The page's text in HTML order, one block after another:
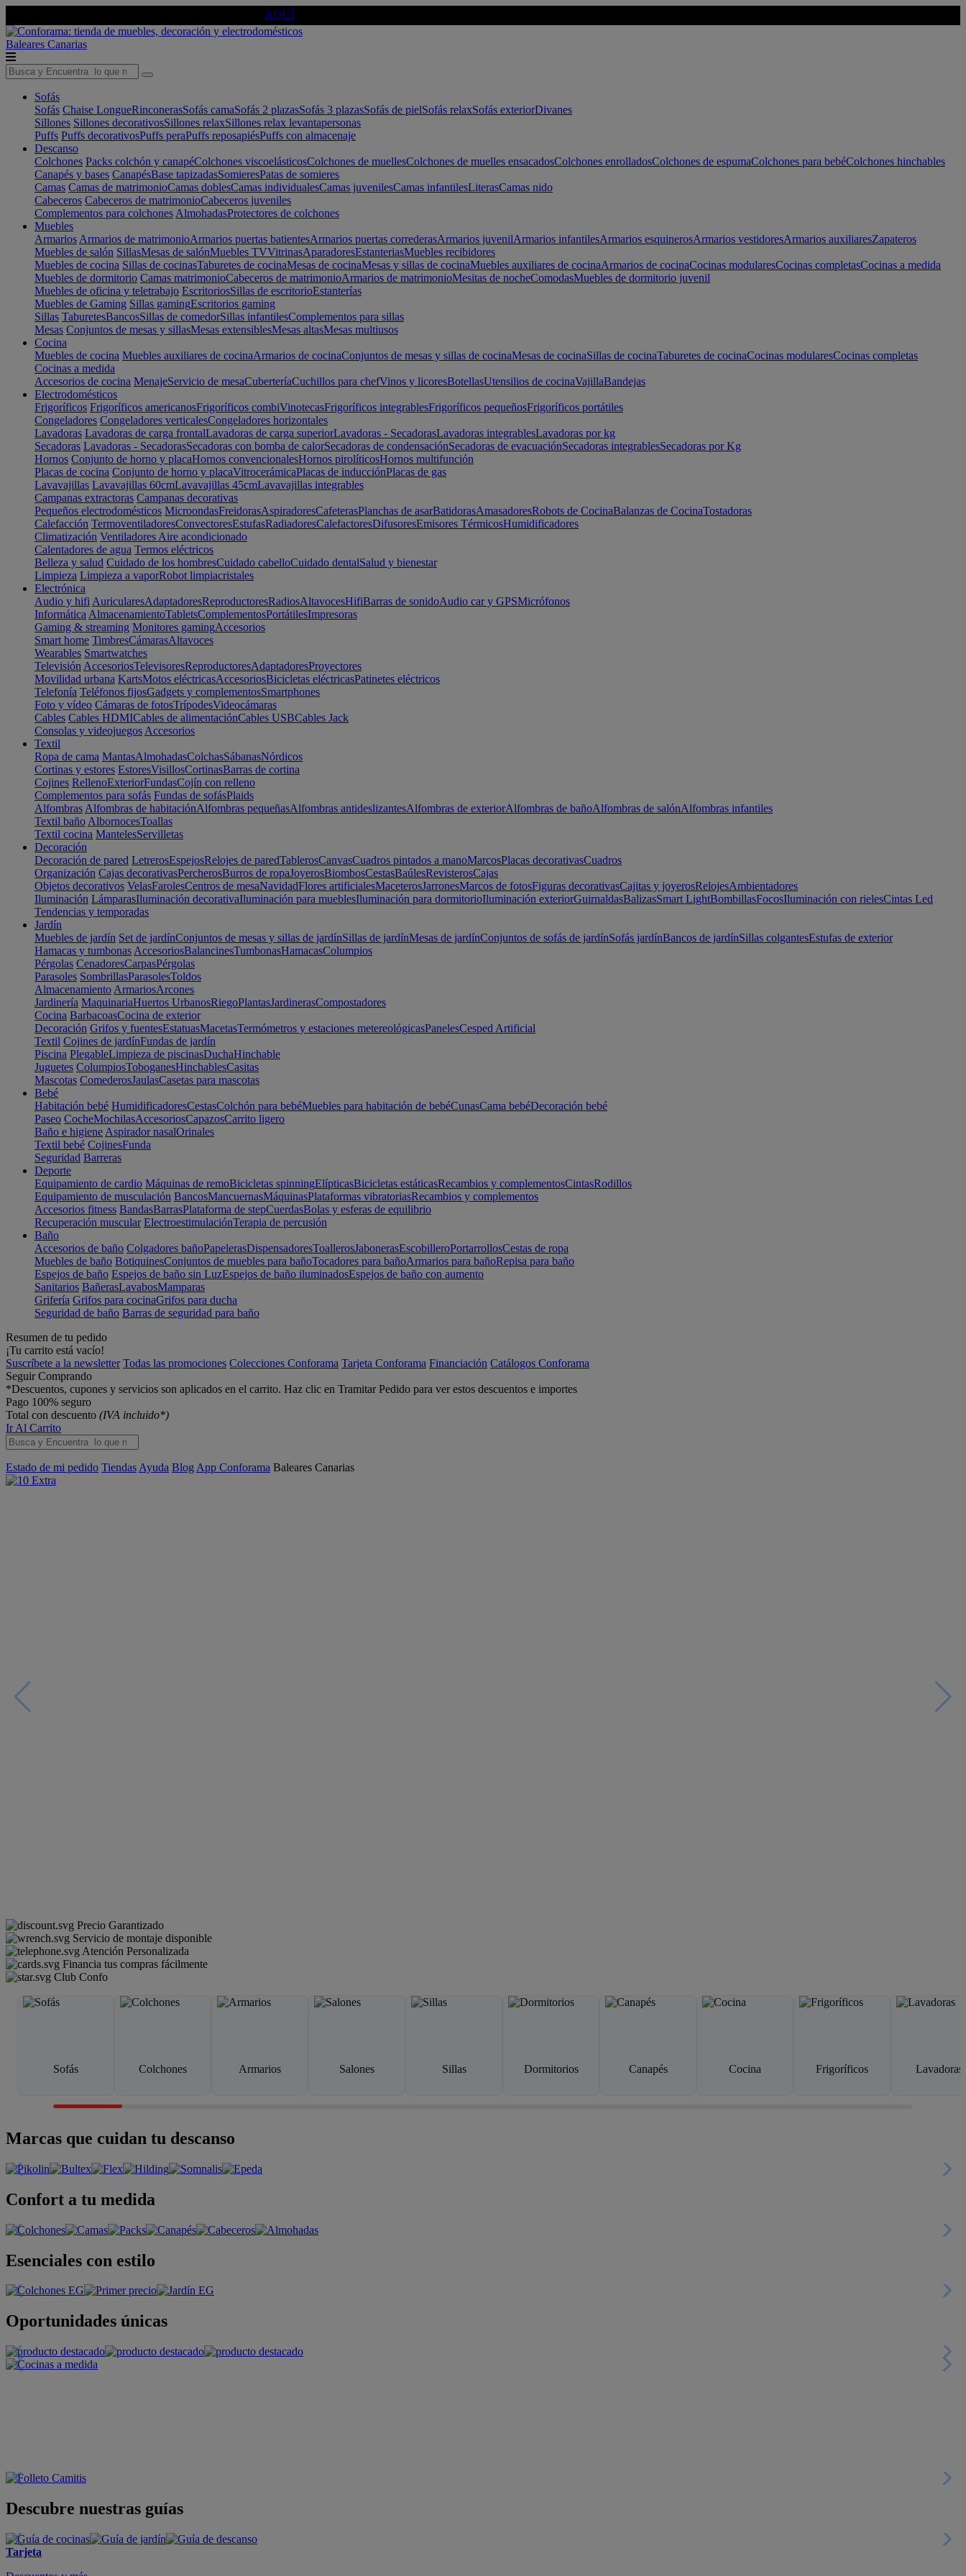
AQUÍ
Baleares Canarias
Sofás
Sofás Chaise LongueRinconerasSofás camaSofás 2 plazasSofás 3 plazasSofás de pielSofás relaxSofás exteriorDivanes
Sillones Sillones decorativosSillones relaxSillones relax levantapersonas
Puffs Puffs decorativosPuffs peraPuffs reposapiésPuffs con almacenaje
Descanso
Colchones Packs colchón y canapéColchones viscoelásticosColchones de muellesColchones de muelles ensacadosColchones enrolladosColchones de espumaColchones para bebéColchones hinchables
Canapés y bases CanapésBase tapizadasSomieresPatas de somieres
Camas Camas de matrimonioCamas doblesCamas individualesCamas juvenilesCamas infantilesLiterasCamas nido
Cabeceros Cabeceros de matrimonioCabeceros juveniles
Complementos para colchones AlmohadasProtectores de colchones
Muebles
Armarios Armarios de matrimonioArmarios puertas batientesArmarios puertas correderasArmarios juvenilArmarios infantilesArmarios esquinerosArmarios vestidoresArmarios auxiliaresZapateros
Muebles de salón SillasMesas de salónMuebles TVVitrinasAparadoresEstanteriasMuebles recibidores
Muebles de cocina Sillas de cocinasTaburetes de cocinaMesas de cocinaMesas y sillas de cocinaMuebles auxiliares de cocinaArmarios de cocinaCocinas modularesCocinas completasCocinas a medida
Muebles de dormitorio Camas matrimonioCabeceros de matrimonioArmarios de matrimonioMesitas de nocheComodasMuebles de dormitorio juvenil
Muebles de oficina y teletrabajo EscritoriosSillas de escritorioEstanterías
Muebles de Gaming Sillas gamingEscritorios gaming
Sillas TaburetesBancosSillas de comedorSillas infantilesComplementos para sillas
Mesas Conjuntos de mesas y sillasMesas extensiblesMesas altasMesas multiusos
Cocina
Muebles de cocina Muebles auxiliares de cocinaArmarios de cocinaConjuntos de mesas y sillas de cocinaMesas de cocinaSillas de cocinaTaburetes de cocinaCocinas modularesCocinas completas
Cocinas a medida
Accesorios de cocina MenajeServicio de mesaCuberteríaCuchillos para chefVinos y licoresBotellasUtensilios de cocinaVajillaBandejas
Electrodomésticos
Frigoríficos Frigoríficos americanosFrigoríficos combiVinotecasFrigoríficos integrablesFrigoríficos pequeñosFrigoríficos portátiles
Congeladores Congeladores verticalesCongeladores horizontales
Lavadoras Lavadoras de carga frontalLavadoras de carga superiorLavadoras - SecadorasLavadoras integrablesLavadoras por kg
Secadoras Lavadoras - SecadorasSecadoras con bomba de calorSecadoras de condensaciónSecadoras de evacuaciónSecadoras integrablesSecadoras por Kg
Hornos Conjunto de horno y placaHornos convencionalesHornos pirolíticosHornos multifunción
Placas de cocina Conjunto de horno y placaVitrocerámicaPlacas de inducciónPlacas de gas
Lavavajillas Lavavajillas 60cmLavavajillas 45cmLavavajillas integrables
Campanas extractoras Campanas decorativas
Pequeños electrodomésticos MicroondasFreidorasAspiradoresCafeterasPlanchas de asarBatidorasAmasadoresRobots de CocinaBalanzas de CocinaTostadoras
Calefacción TermoventiladoresConvectoresEstufasRadiadoresCalefactoresDifusoresEmisores TérmicosHumidificadores
Climatización Ventiladores Aire acondicionado
Calentadores de agua Termos eléctricos
Belleza y salud Cuidado de los hombresCuidado cabelloCuidado dentalSalud y bienestar
Limpieza Limpieza a vaporRobot limpiacristales
Electrónica
Audio y hifi AuricularesAdaptadoresReproductoresRadiosAltavocesHifiBarras de sonidoAudio car y GPSMicrófonos
Informática AlmacenamientoTabletsComplementosPortátilesImpresoras
Gaming & streaming Monitores gamingAccesorios
Smart home TimbresCámarasAltavoces
Wearables Smartwatches
Televisión AccesoriosTelevisoresReproductoresAdaptadoresProyectores
Movilidad urbana KartsMotos eléctricasAccesoriosBicicletas eléctricasPatinetes eléctricos
Telefonía Teléfonos fijosGadgets y complementosSmartphones
Foto y vídeo Cámaras de fotosTrípodesVideocámaras
Cables Cables HDMICables de alimentaciónCables USBCables Jack
Consolas y videojuegos Accesorios
Textil
Ropa de cama MantasAlmohadasColchasSábanasNórdicos
Cortinas y estores EstoresVisillosCortinasBarras de cortina
Cojines RellenoExteriorFundasCojín con relleno
Complementos para sofás Fundas de sofásPlaids
Alfombras Alfombras de habitaciónAlfombras pequeñasAlfombras antideslizantesAlfombras de exteriorAlfombras de bañoAlfombras de salónAlfombras infantiles
Textil baño AlbornocesToallas
Textil cocina MantelesServilletas
Decoración
Decoración de pared LetrerosEspejosRelojes de paredTablerosCanvasCuadros pintados a manoMarcosPlacas decorativasCuadros
Organización Cajas decorativasPercherosBurros de ropaJoyerosBiombosCestasBaúlesRevisterosCajas
Objetos decorativos VelasFarolesCentros de mesaNavidadFlores artificialesMaceterosJarronesMarcos de fotosFiguras decorativasCajitas y joyerosRelojesAmbientadores
Iluminación LámparasIluminación decorativaIluminación para mueblesIluminación para dormitorioIluminación exteriorGuirnaldasBalizasSmart LightBombillasFocosIluminación con rielesCintas Led
Tendencias y temporadas
Jardín
Muebles de jardín Set de jardínConjuntos de mesas y sillas de jardínSillas de jardínMesas de jardínConjuntos de sofás de jardínSofás jardínBancos de jardínSillas colgantesEstufas de exterior
Hamacas y tumbonas AccesoriosBalancinesTumbonasHamacasColumpios
Pérgolas CenadoresCarpasPérgolas
Parasoles SombrillasParasolesToldos
Almacenamiento ArmariosArcones
Jardinería MaquinariaHuertos UrbanosRiegoPlantasJardinerasCompostadores
Cocina BarbacoasCocina de exterior
Decoración Grifos y fuentesEstatuasMacetasTermómetros y estaciones metereológicasPanelesCesped Artificial
Textil Cojines de jardínFundas de jardín
Piscina PlegableLimpieza de piscinasDuchaHinchable
Juguetes ColumpiosToboganesHinchablesCasitas
Mascotas ComederosJaulasCasetas para mascotas
Bebé
Habitación bebé HumidificadoresCestasColchón para bebéMuebles para habitación de bebéCunasCama bebéDecoración bebé
Paseo CocheMochilasAccesoriosCapazosCarrito ligero
Baño e higiene Aspirador nasalOrinales
Textil bebé CojinesFunda
Seguridad Barreras
Deporte
Equipamiento de cardio Máquinas de remoBicicletas spinningElípticasBicicletas estáticasRecambios y complementosCintasRodillos
Equipamiento de musculación BancosMancuernasMáquinasPlataformas vibratoriasRecambios y complementos
Accesorios fitness BandasBarrasPlataforma de stepCuerdasBolas y esferas de equilibrio
Recuperación muscular ElectroestimulaciónTerapia de percusión
Baño
Accesorios de baño Colgadores bañoPapelerasDispensadoresToallerosJabonerasEscobilleroPortarrollosCestas de ropa
Muebles de baño BotiquinesConjuntos de muebles para bañoTocadores para bañoArmarios para bañoRepisa para baño
Espejos de baño Espejos de baño sin LuzEspejos de baño iluminadosEspejos de baño con aumento
Sanitarios BañerasLavabosMamparas
Grifería Grifos para cocinaGrifos para ducha
Seguridad de baño Barras de seguridad para baño
Resumen de tu pedido
¡Tu carrito está vacío!
Suscríbete a la newsletter Todas las promociones Colecciones Conforama Tarjeta Conforama Financiación Catálogos Conforama
Seguir Comprando
*Descuentos, cupones y servicios son aplicados en el carrito. Haz clic en Tramitar Pedido para ver estos descuentos e importes
Pago 100% seguro
Total con descuento (IVA incluido*)
Ir Al Carrito
Estado de mi pedido Tiendas Ayuda Blog App Conforama Baleares Canarias
Precio Garantizado
Servicio de montaje disponible
Atención Personalizada
Financia tus compras fácilmente
Club Confo
Sofás Colchones Armarios Salones Sillas Dormitorios Canapés Cocina Frigoríficos Lavadoras
Marcas que cuidan tu descanso
Confort a tu medida
Esenciales con estilo
Oportunidades únicas
Descubre nuestras guías
Tarjeta